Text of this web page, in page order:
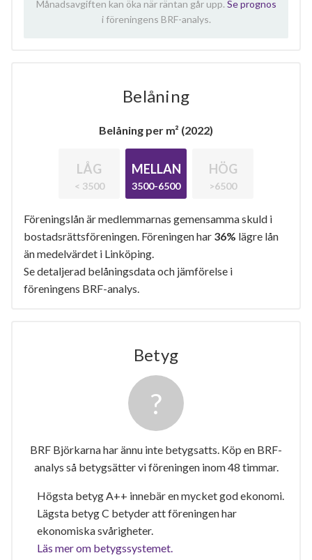
Månadsavgiften kan öka när räntan går upp. Se prognos
i föreningens BRF-analys.
Belåning
Belåning per m² (2022)
LÅG
< 3500
MELLAN
3500-6500
HÖG
>6500
Föreningslån är medlemmarnas gemensamma skuld i
bostadsrättsföreningen. Föreningen har 36% lägre lån
än medelvärdet i Linköping.
Se detaljerad belåningsdata och jämförelse i
föreningens BRF-analys.
Betyg
BRF Björkarna har ännu inte betygsatts. Köp en BRF-
analys så betygsätter vi föreningen inom 48 timmar.
Högsta betyg A++ innebär en mycket god ekonomi.
Lägsta betyg C betyder att föreningen har
ekonomiska svårigheter.
Läs mer om betygssystemet.